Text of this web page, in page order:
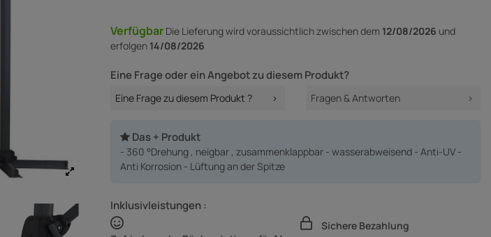
Verfügbar Die Lieferungwird voraussichtlich zwischen dem 12/08/2026 und
erfolgen 14/08/2026
Eine Frage oder ein Angebot zu diesem Produkt?
Eine Frage zu diesem Produkt ? Fragen & Antworten
Das + Produkt
- 360 °Drehung , neigbar , zusammenklappbar - wasserabweisend - Anti-UV -
Anti Korrosion - Lüftung an der Spitze
Inklusivleistungen :
Sichere Bezahlung